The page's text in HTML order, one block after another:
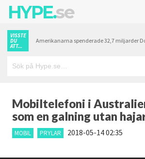
HYPE.se
VISSTE
DU
ATT...
Amerikanarna spenderade 32,7 miljarder
Mobiltelefoni i
som en galning utan
MOBIL PRYLAR 2018-05-14 02:35